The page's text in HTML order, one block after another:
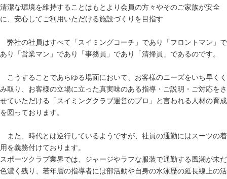
清潔な環境を維持することはもとより会員の方々やそのご家族が安全
に、安心してご利用いただける施設づくりを目指す
弊社の社員はすべて「スイミングコーチ」であり「フロントマン」で
あり「営業マン」であり「事務員」であり「清掃員」であるのです。
こうすることであらゆる場面において、お客様のニーズをいち早くく
み取り、お客様の立場に立った真実味のある指導・ご説明・ご対応をさ
せていただける「スイミングクラブ運営のプロ」と言われる人材の育成
を図っております。
また、時代とは逆行しているようですが、社員の通勤にはスーツの着
用を義務付けております。
スポーツクラブ業界では、ジャージやラフな服装で通勤する風潮が未だ
色濃く残り、若年層の指導者には部活動や自身の水泳歴の延長線上の活